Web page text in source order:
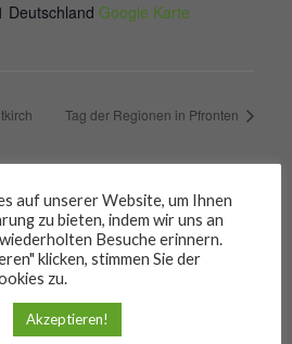
Deutschland Google Karte
Tag der Regionen in Pfronten
nicht veröffentlicht.
auf unserer Website, um Ihnen
zu bieten, indem wir uns an
Besuche erinnern.
klicken, stimmen Sie der
zu.
Akzeptieren!